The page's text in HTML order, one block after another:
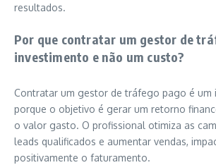
resultados.
Por que contratar um gestor de
investimento e não um custo?
Contratar um gestor de tráfego pago é um
porque o objetivo é gerar um retorno
o valor gasto. O profissional otimiza as
leads qualificados e aumentar vendas,
positivamente o faturamento.